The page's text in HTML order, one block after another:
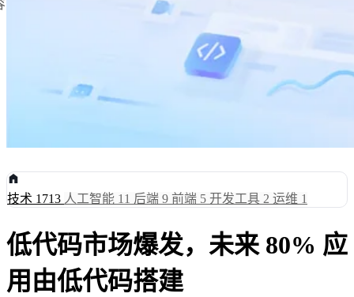
技术 1713 人工智能 11 后端 9 前端 5 开发工具 2 运维 1
低代码市场爆发，未来 80% 应
用由低代码搭建